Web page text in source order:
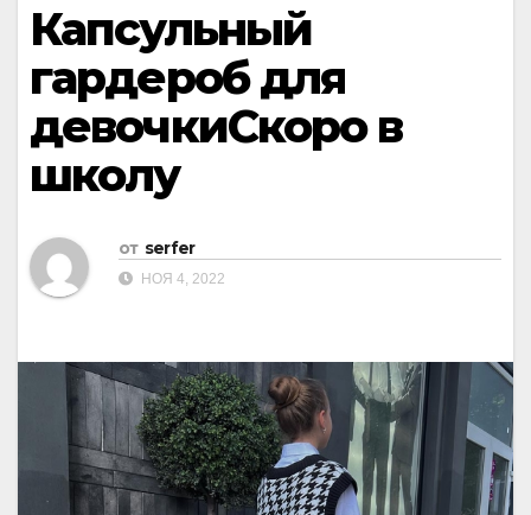
Капсульный
гардероб для
девочкиСкоро в
школу
от serfer
НОЯ 4, 2022